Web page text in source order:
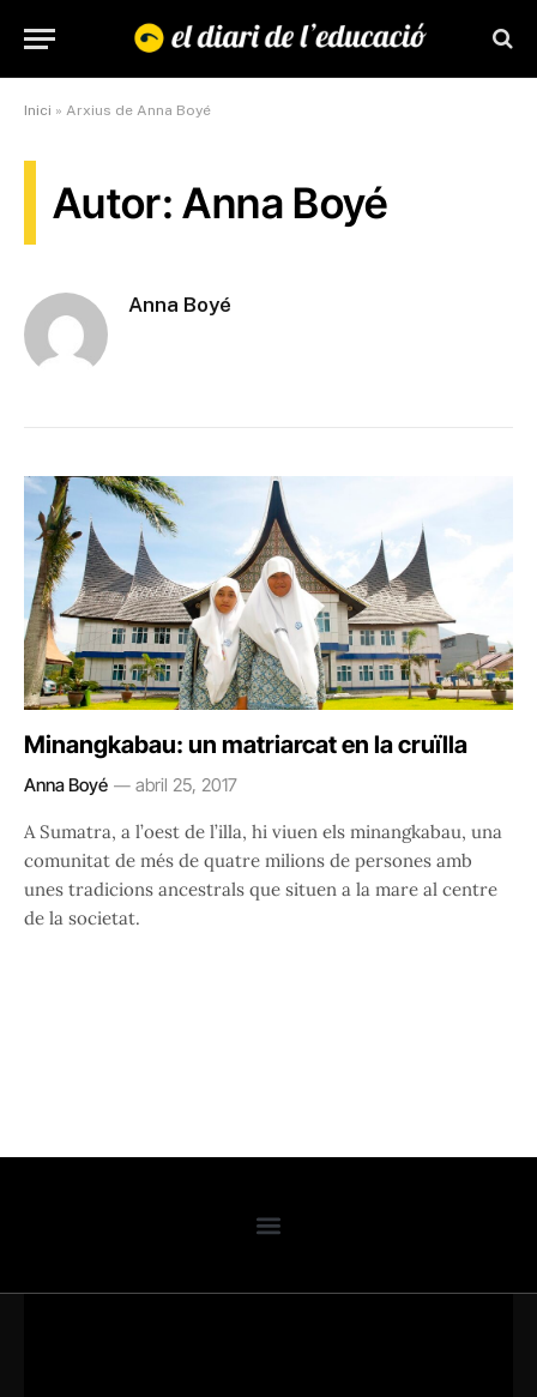
Inici » Arxius de Anna Boyé
Autor: Anna Boyé
Anna Boyé
Minangkabau: un matriarcat en la cruïlla
Anna Boyé abril 25, 2017
A Sumatra, a l’oest de l’illa, hi viuen els minangkabau, una
comunitat de més de quatre milions de persones amb
unes tradicions ancestrals que situen a la mare al centre
de la societat.